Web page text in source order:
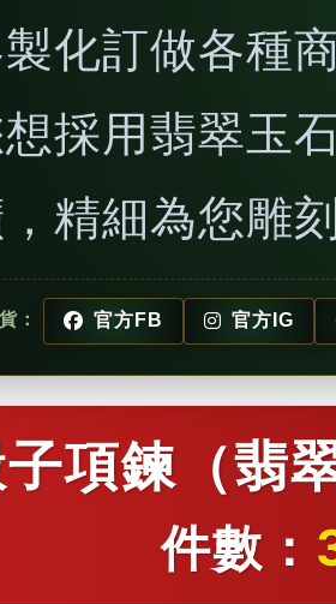
化訂做各種
採用翡翠玉
精細為您雕
： 官方FB 官方IG
項鍊（翡
件數：